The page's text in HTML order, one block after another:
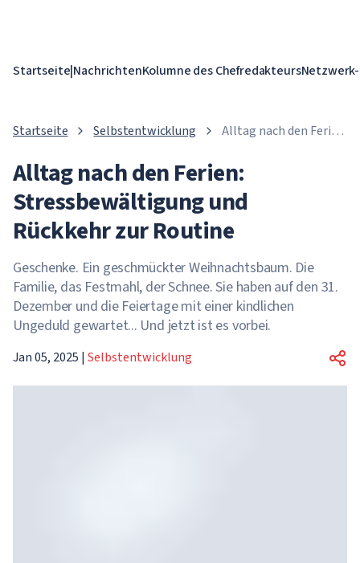
Startseite|NachrichtenKolumne des Chefredakteurs
Startseite Selbstentwicklung
Alltag nach den Ferien:
und Rückkehr zur
Routine
Alltag nach den Ferien:
Stressbewältigung und
Rückkehr zur Routine
Geschenke. Ein geschmückter Weihnachtsbaum. Die
Familie, das Festmahl, der Schnee. Sie haben auf den 31.
Dezember und die Feiertage mit einer kindlichen
Ungeduld gewartet... Und jetzt ist es vorbei.
Jan 05, 2025 | Selbstentwicklung